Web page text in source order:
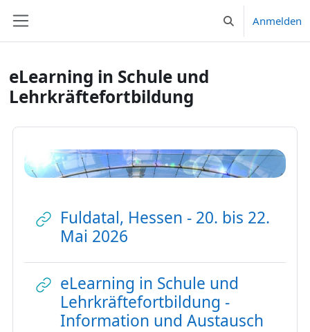
Sucheingabe
Anmelden
eLearning in Schule und
Lehrkräftefortbildung
Fuldatal, Hessen - 20. bis 22.
Mai 2026
eLearning in Schule und
Lehrkräftefortbildung -
Information und Austausch